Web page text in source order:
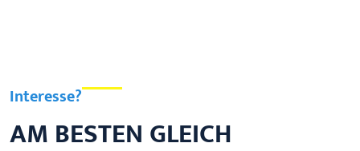
Interesse?
AM BESTEN GLEICH